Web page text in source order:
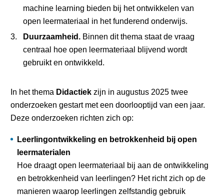
machine learning bieden bij het ontwikkelen van
open leermateriaal in het funderend onderwijs.
Duurzaamheid. Binnen dit thema staat de vraag
centraal hoe open leermateriaal blijvend wordt
gebruikt en ontwikkeld.
In het thema Didactiek zijn in augustus 2025 twee
onderzoeken gestart met een doorlooptijd van een jaar.
Deze onderzoeken richten zich op:
Leerlingontwikkeling en betrokkenheid bij open
leermaterialen
Hoe draagt open leermateriaal bij aan de ontwikkeling
en betrokkenheid van leerlingen? Het richt zich op de
manieren waarop leerlingen zelfstandig gebruik